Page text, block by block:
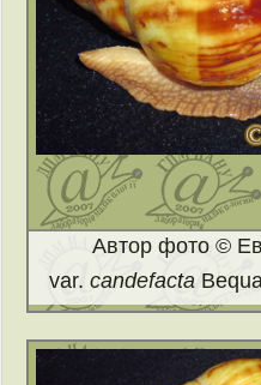
Автор фото ©
var.candefacta